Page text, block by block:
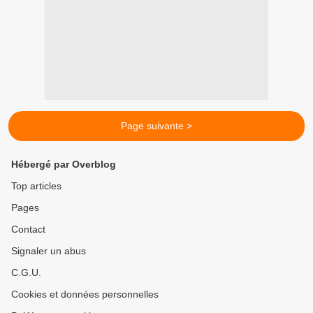
Page suivante >
Hébergé par Overblog
Top articles
Pages
Contact
Signaler un abus
C.G.U.
Cookies et données personnelles